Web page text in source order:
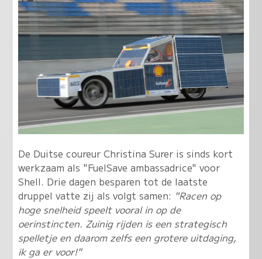
De Duitse coureur Christina Surer is sinds kort
werkzaam als "FuelSave ambassadrice" voor
Shell. Drie dagen besparen tot de laatste
druppel vatte zij als volgt samen: "Racen op
hoge snelheid speelt vooral in op de
oerinstincten. Zuinig rijden is een strategisch
spelletje en daarom zelfs een grotere uitdaging,
ik ga er voor!"